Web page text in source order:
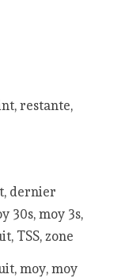
restante,
dernier
30s, moy 3s,
TSS, zone
moy, moy